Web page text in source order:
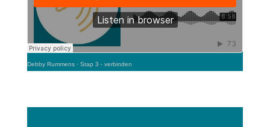
Debby Rummens· Stap 3 - verbinden